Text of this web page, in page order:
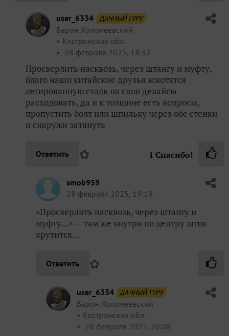
user_6334 ДАЧНЫЙ ГУРУ
Барон Холомеевский
Костромская обл.
28 февраля 2025, 18:32
Просверлить насквозь, через штангу и муфту,
благо наши китайские друзья жмотятся
легированную сталь на свои девайсы
расходовать, да и к толщине есть вопросы,
пропустить болт или шпильку через обе стенки
и снаружи затянуть
Ответить ✿ 1 Спасибо!
smob959
28 февраля 2025, 19:19
«Просверлить насквозь, через штангу и
муфту...» — там же внутри по центру шток
крутится…
Ответить ✿
user_6334 ДАЧНЫЙ ГУРУ
Барон Холомеевский
Костромская обл.
28 февраля 2025, 20:08